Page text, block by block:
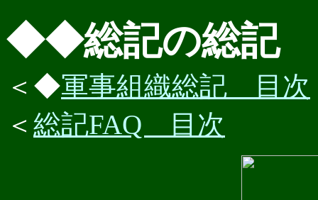
◆◆総記の総記
＜◆軍事組織総記 目次
＜ 総記FAQ 目次